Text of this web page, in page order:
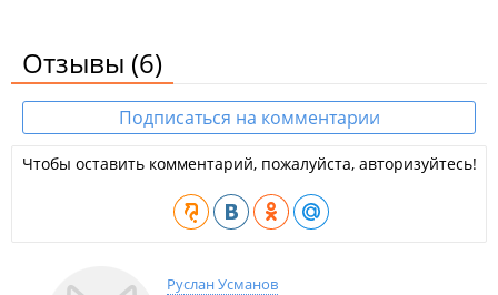
Отзывы (6)
Подписаться на комментарии
Чтобы оставить комментарий, пожалуйста, авторизуйтесь!
Руслан Усманов